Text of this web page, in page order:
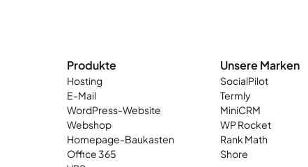
Produkte
Hosting
E-Mail
WordPress-Website
Webshop
Homepage-Baukasten
Office 365
Unsere Marken
SocialPilot
Termly
MiniCRM
WP Rocket
Rank Math
Shore